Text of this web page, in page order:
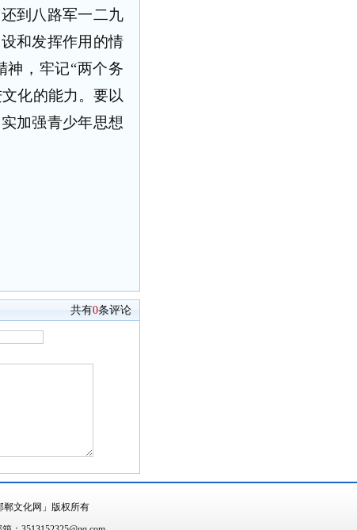
到八路军一二九
和发挥作用的情
神，牢记“两个务
化的能力。要以
加强青少年思想
共有0条评论
郸文化网」版权所有